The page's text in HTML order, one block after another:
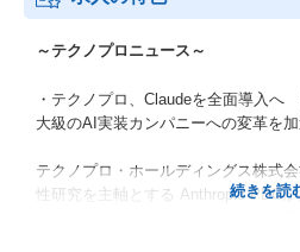
～テクノプロニュース～
・テクノプロ、Claudeを全面導入
大級のAI実装カンパニーへの変革を
テクノプロ・ホールディングス株式
性研究を主軸とする Anthropic PBC